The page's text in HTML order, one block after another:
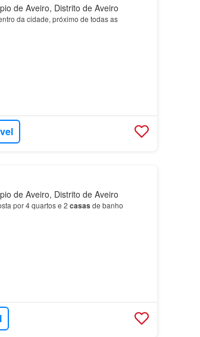
de Aveiro, Distrito de Aveiro
da cidade, próximo de todas as
de Aveiro, Distrito de Aveiro
por 4 quartos e 2 casas de banho